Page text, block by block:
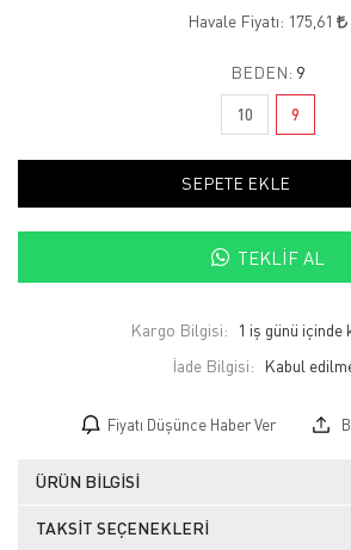
Havale Fiyatı: 175,61
BEDEN: 9
10 9
SEPETE EKLE
TEKLIF AL
Kargo Bilgisi:
1 iş günü içinde
İade Bilgisi:
Fiyatı Düşünce Haber Ver
ÜRÜN BILGISI
TAKSIT SEÇENEKLERI